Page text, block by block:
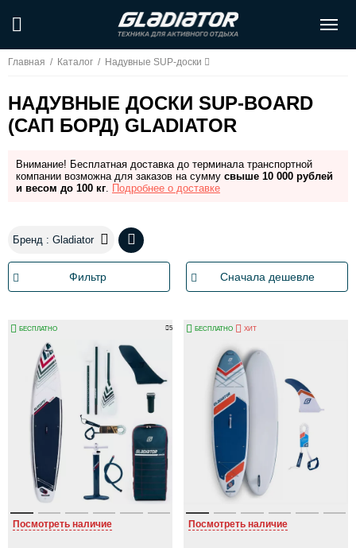
Главная / Каталог / Надувные SUP-доски
НАДУВНЫЕ ДОСКИ SUP-BOARD
(САП БОРД) GLADIATOR
Внимание! Бесплатная доставка до терминала транспортной
компании возможна для заказов на сумму свыше 10 000 рублей
и весом до 100 кг. Подробнее о доставке
Бренд : Gladiator
Фильтр Сначала дешевле
БЕСПЛАТНО 5
Посмотреть наличие
БЕСПЛАТНО ХИТ
Посмотреть наличие